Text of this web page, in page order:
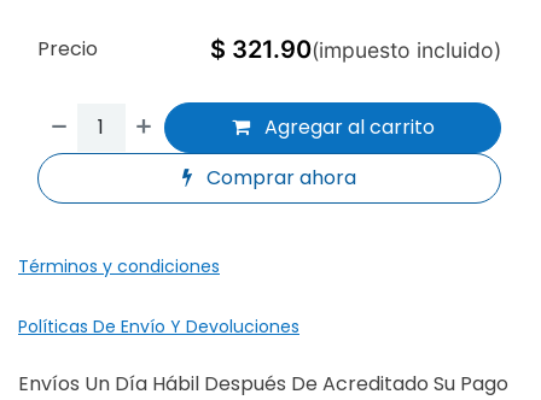
Agregar al carrito
Comprar ahora
Precio $ 321.90(impuesto incluido)
Términos y condiciones
Políticas De Envío Y Devoluciones
Envíos Un Día Hábil Después De Acreditado Su Pago